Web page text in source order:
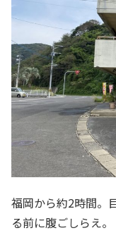
福岡から約2時間。
る前に腹ごしらえ。